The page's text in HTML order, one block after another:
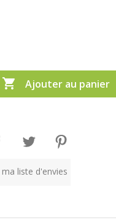
 Ajouter au panier
liste d'envies